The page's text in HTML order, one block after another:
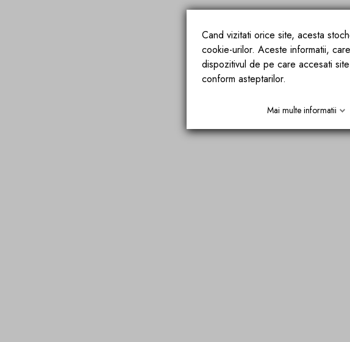
Cand vizitati orice site, acesta
cookie-urilor. Aceste informatii,
dispozitivul de pe care accesati
conform asteptarilor.
Mai multe informatii